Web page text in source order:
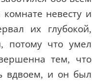
невесту и
их глубокой,
потому что умел
тем, что
вдвоем, и он был